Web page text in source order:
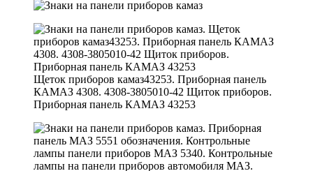
Щеток приборов камаз43253. Приборная панель
КАМАЗ 4308. 4308-3805010-42 Щиток приборов.
Приборная панель КАМАЗ 43253